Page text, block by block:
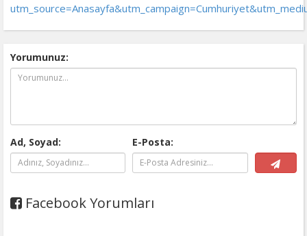
Yorumunuz:
Ad, Soyad: E-Posta:
Facebook Yorumları